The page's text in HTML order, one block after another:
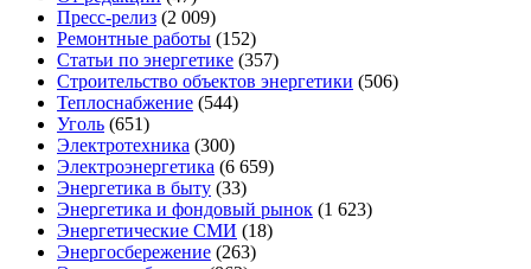
Пресс-релиз (2 009)
Ремонтные работы (152)
Статьи по энергетике (357)
Строительство объектов энергетики (506)
Теплоснабжение (544)
Уголь (651)
Электротехника (300)
Электроэнергетика (6 659)
Энергетика в быту (33)
Энергетика и фондовый рынок (1 623)
Энергетические СМИ (18)
Энергосбережение (263)